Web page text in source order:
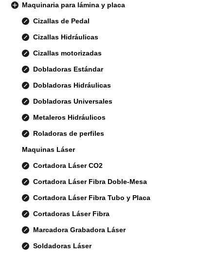
Maquinaria para lámina y placa
Cizallas de Pedal
Cizallas Hidráulicas
Cizallas motorizadas
Dobladoras Estándar
Dobladoras Hidráulicas
Dobladoras Universales
Metaleros Hidráulicos
Roladoras de perfiles
Maquinas Láser
Cortadora Láser CO2
Cortadora Láser Fibra Doble-Mesa
Cortadora Láser Fibra Tubo y Placa
Cortadoras Láser Fibra
Marcadora Grabadora Láser
Soldadoras Láser